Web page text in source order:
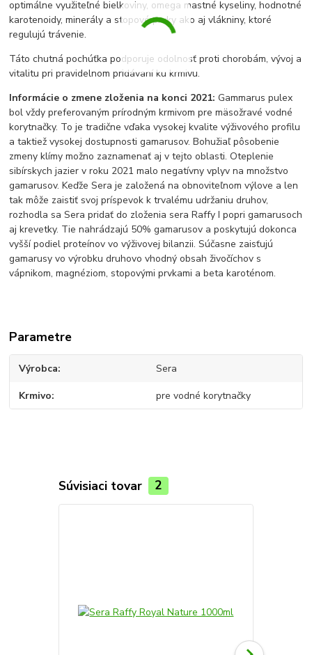
optimálne využiteľné bielkoviny, omega mastné kyseliny, hodnotné
karotenoidy, minerály a stopové prvky ako aj vlákniny, ktoré
regulujú trávenie.
Táto chutná pochúťka podporuje odolnosť proti chorobám, vývoj a
vitalitu pri pravidelnom pridávaní ku krmivu.
Informácie o zmene zloženia na konci 2021: Gammarus pulex
bol vždy preferovaným prírodným krmivom pre mäsožravé vodné
korytnačky. To je tradične vďaka vysokej kvalite výživového profilu
a taktiež vysokej dostupnosti gamarusov. Bohužiaľ pôsobenie
zmeny klímy možno zaznamenať aj v tejto oblasti. Oteplenie
sibírskych jazier v roku 2021 malo negatívny vplyv na množstvo
gamarusov. Keďže Sera je založená na obnoviteľnom výlove a len
tak môže zaistiť svoj príspevok k trvalému udržaniu druhov,
rozhodla sa Sera pridať do zloženia sera Raffy I popri gamarusoch
aj krevetky. Tie nahrádzajú 50% gamarusov a poskytujú dokonca
vyšší podiel proteínov vo výživovej bilanzii. Súčasne zaisťujú
gamarusy vo výrobku druhovo vhodný obsah živočíchov s
vápnikom, magnéziom, stopovými prvkami a beta karoténom.
Parametre
Výrobca Sera
Krmivo pre vodné korytnačky
Súvisiaci tovar 2